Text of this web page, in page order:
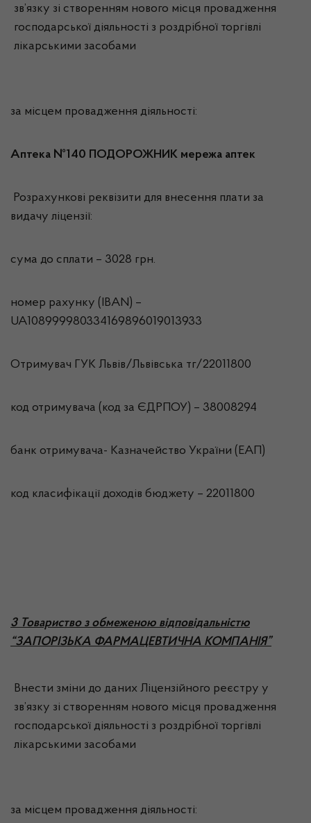
зв’язку зі створенням нового місця провадження
господарської діяльності з роздрібної торгівлі
лікарськими засобами
за місцем провадження діяльності:
Аптека №140 ПОДОРОЖНИК мережа аптек
Розрахункові реквізити для внесення плати за
видачу ліцензії:
сума до сплати – 3028 грн.
номер рахунку (IBAN) –
UA108999980334169896019013933
Отримувач ГУК Львiв/Львівська тг/22011800
код отримувача (код за ЄДРПОУ) – 38008294
банк отримувача- Казначейство України (ЕАП)
код класифікації доходів бюджету – 22011800
3 Товариство з обмеженою відповідальністю
“ЗАПОРІЗЬКА ФАРМАЦЕВТИЧНА КОМПАНІЯ”
Внести зміни до даних Ліцензійного реєстру у
зв’язку зі створенням нового місця провадження
господарської діяльності з роздрібної торгівлі
лікарськими засобами
за місцем провадження діяльності: